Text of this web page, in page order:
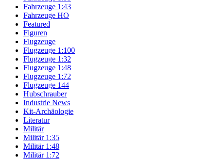
Fahrzeuge 1:43
Fahrzeuge HO
Featured
Figuren
Flugzeuge
Flugzeuge 1:100
Flugzeuge 1:32
Flugzeuge 1:48
Flugzeuge 1:72
Flugzeuge 144
Hubschrauber
Industrie News
Kit-Archäologie
Literatur
Militär
Militär 1:35
Militär 1:48
Militär 1:72